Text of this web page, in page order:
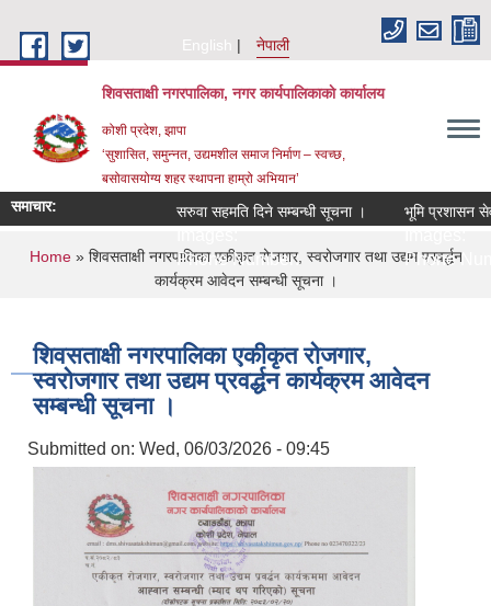
English
नेपाली
शिवसताक्षी नगरपालिका, नगर कार्यपालिकाकाे कार्यालय
कोशी प्रदेश, झापा
‘सुशासित, समुन्‍नत, उद्यमशील समाज निर्माण – स्वच्छ,
बसोवासयोग्य शहर स्थापना हाम्रो अभियान’
समाचार: सरुवा सहमति दिने सम्बन्धी सूचना ।
Phone Number:
भूमि प्रशासन
Phone
You are here
Home» शिवसताक्षी नगरपालिका एकीकृत रोजगार, स्वरोजगार तथा उद्यम प्रवर्द्धन
कार्यक्रम आवेदन सम्बन्धी सूचना ।
शिवसताक्षी नगरपालिका एकीकृत रोजगार,
स्वरोजगार तथा उद्यम प्रवर्द्धन कार्यक्रम आवेदन
सम्बन्धी सूचना ।
Submitted on: Wed, 06/03/2026 - 09:45